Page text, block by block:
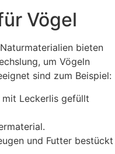
Vögel
bieten
um Vögeln
sind zum Beispiel:
mit Leckerlis gefüllt
und Futter bestückt